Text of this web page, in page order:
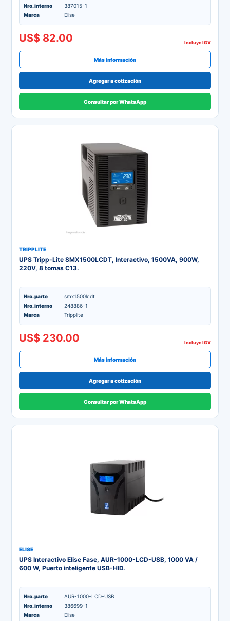
Nro. interno
387015-1
Marca
Elise
US$ 82.00 Incluye IGV
Más información
Agregar a cotización
Consultar por WhatsApp
TRIPPLITE
UPS Tripp-Lite SMX1500LCDT, Interactivo, 1500VA, 900W,
220V, 8 tomas C13.
Nro. parte
smx1500lcdt
Nro. interno
248886-1
Marca
Tripplite
US$ 230.00 Incluye IGV
Más información
Agregar a cotización
Consultar por WhatsApp
ELISE
UPS Interactivo Elise Fase, AUR-1000-LCD-USB, 1000 VA /
600 W, Puerto inteligente USB-HID.
Nro. parte
AUR-1000-LCD-USB
Nro. interno
386699-1
Marca
Elise